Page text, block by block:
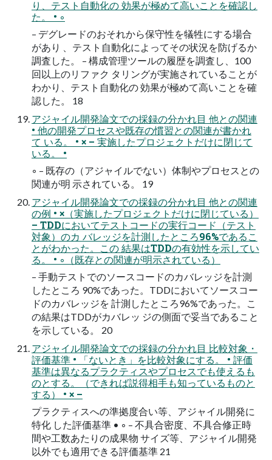
り、テスト自動化の 効果が極めて高いことを確認し
た。 • ◦
– デグレードのおそれから保守性を犠牲にする場合
があり 、テスト自動化によってその状況を防げるか
調査した。 – 構成管理ツールの履歴を調査し、100
回以上のリファク タリングが実施されていることが
わかり、テスト自動化の 効果が極めて高いことを確
認した。 18
アジャイル開発論文での採録の分かれ目 他との関連
• 他の開発プロセスや既存の慣習との関連が書かれ
て いる。 • × – 実施したプロジェクトだけに閉じて
いる。 •
◦ – 既存の（アジャイルでない）体制やプロセスとの
関連が明 示されている。 19
アジャイル開発論文での採録の分かれ目 他との関連
の例 • ×（実施したプロジェクトだけに閉じている）
– TDDにおいてテストコードの実行コード（テスト
対象）のカ バレッジを計測したところ96%であるこ
とがわかった。この 結果はTDDの有効性を示してい
る。 • ◦（既存との関連が明示されている）
– 手動テストでのソースコードのカバレッジを計測
したところ 90%であった。TDDにおいてソースコー
ドのカバレッジを 計測したところ96%であった。こ
の結果はTDDがカバレッ ジの側面で妥当であること
を示している。 20
アジャイル開発論文での採録の分かれ目 比較対象・
評価基準 • 「ないとき」を比較対象にする。 • 評価
基準は異なるプラクティスやプロセスでも使えるも
のとする。（できれば説得相手も知っているものと
する） • × –
プラクティスへの準拠度合い等、アジャイル開発に
特化 した評価基準 • ◦ – 不具合密度、不具合修正時
間や工数あたりの成果物 サイズ等、アジャイル開発
以外でも適用できる評価基準 21